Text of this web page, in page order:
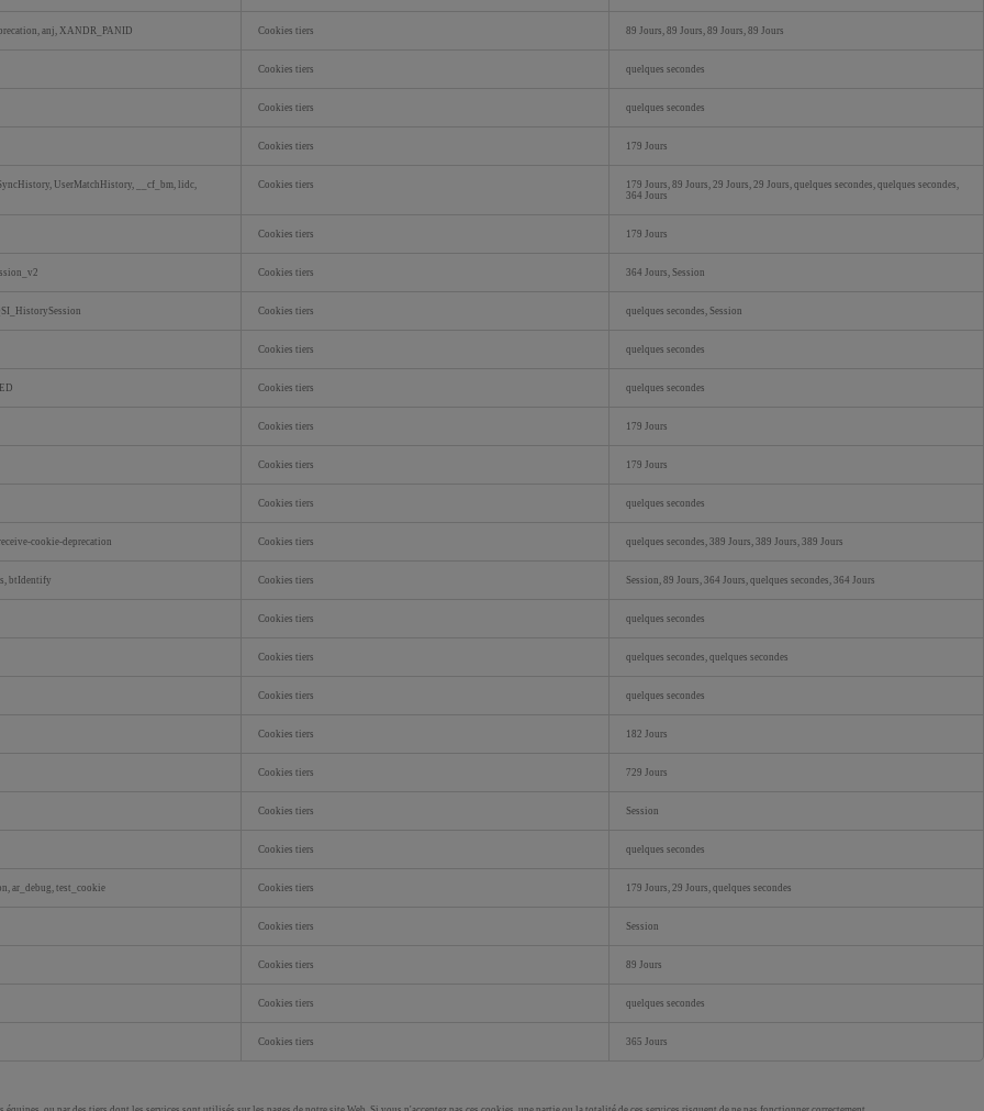
anj, XANDR_PANID Cookies tiers 89 Jours, 89 Jours, 89 Jours, 89 Jours
Cookies tiers quelques secondes
Cookies tiers quelques secondes
Cookies tiers 179 Jours
UserMatchHistory, __cf_bm, lidc,
Cookies tiers
179 Jours, 89 Jours, 29 Jours, 29 Jours, quelques secondes, quelques secondes,
364 Jours
Cookies tiers 179 Jours
Cookies tiers 364 Jours, Session
Cookies tiers quelques secondes, Session
Cookies tiers quelques secondes
Cookies tiers quelques secondes
Cookies tiers 179 Jours
Cookies tiers 179 Jours
Cookies tiers quelques secondes
cookie-deprecation Cookies tiers quelques secondes, 389 Jours, 389 Jours, 389 Jours
btIdentify Cookies tiers Session, 89 Jours, 364 Jours, quelques secondes, 364 Jours
Cookies tiers quelques secondes
Cookies tiers quelques secondes, quelques secondes
Cookies tiers quelques secondes
Cookies tiers 182 Jours
Cookies tiers 729 Jours
Cookies tiers Session
Cookies tiers quelques secondes
ar_debug, test_cookie Cookies tiers 179 Jours, 29 Jours, quelques secondes
Cookies tiers Session
Cookies tiers 89 Jours
Cookies tiers quelques secondes
Cookies tiers 365 Jours